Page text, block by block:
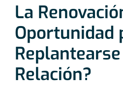
La
Oportunidad
Relación?